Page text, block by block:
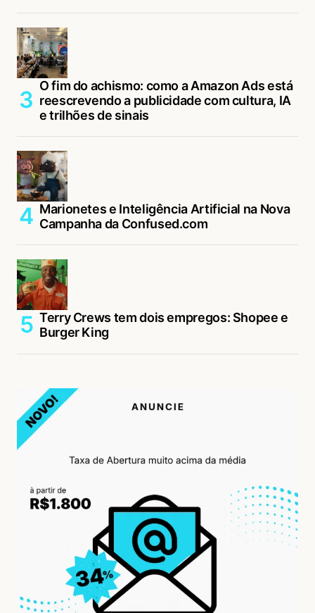
O fim do achismo: como a Amazon Ads está
reescrevendo a publicidade com cultura, IA
e trilhões de sinais
Marionetes e Inteligência Artificial na Nova
Campanha da Confused.com
Terry Crews tem dois empregos: Shopee e
Burger King